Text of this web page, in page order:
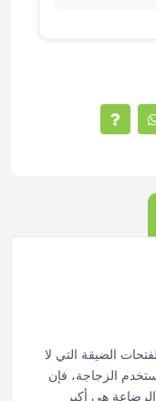
الضيقة التي لا
الزجاجة، فإن
هي أكبر